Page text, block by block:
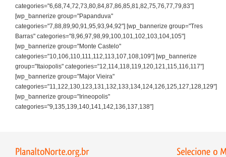
categories="6,68,74,72,73,80,84,87,86,85,81,82,75,76,77,79,83"]
[wp_bannerize group="Papanduva"
categories="7,88,89,90,91,95,93,94,92"] [wp_bannerize group="Tres
Barras" categories="8,96,97,98,99,100,101,102,103,104,105"]
[wp_bannerize group="Monte Castelo"
categories="10,106,110,111,112,113,107,108,109"] [wp_bannerize
group="Itaiopolis" categories="12,114,118,119,120,121,115,116,117"]
[wp_bannerize group="Major Vieira"
categories="11,122,130,123,131,132,133,134,124,126,125,127,128,129"]
[wp_bannerize group="Irineopolis"
categories="9,135,139,140,141,142,136,137,138"]